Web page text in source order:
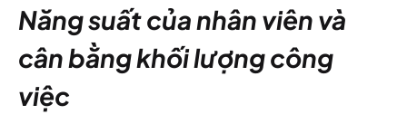
Năng suất của nhân viên và
cân bằng khối lượng công
việc